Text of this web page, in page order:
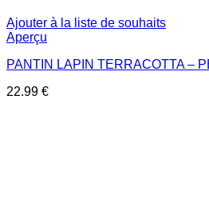
Ajouter à la liste de souhaits
Aperçu
PANTIN LAPIN TERRACOTTA –
22.99 €